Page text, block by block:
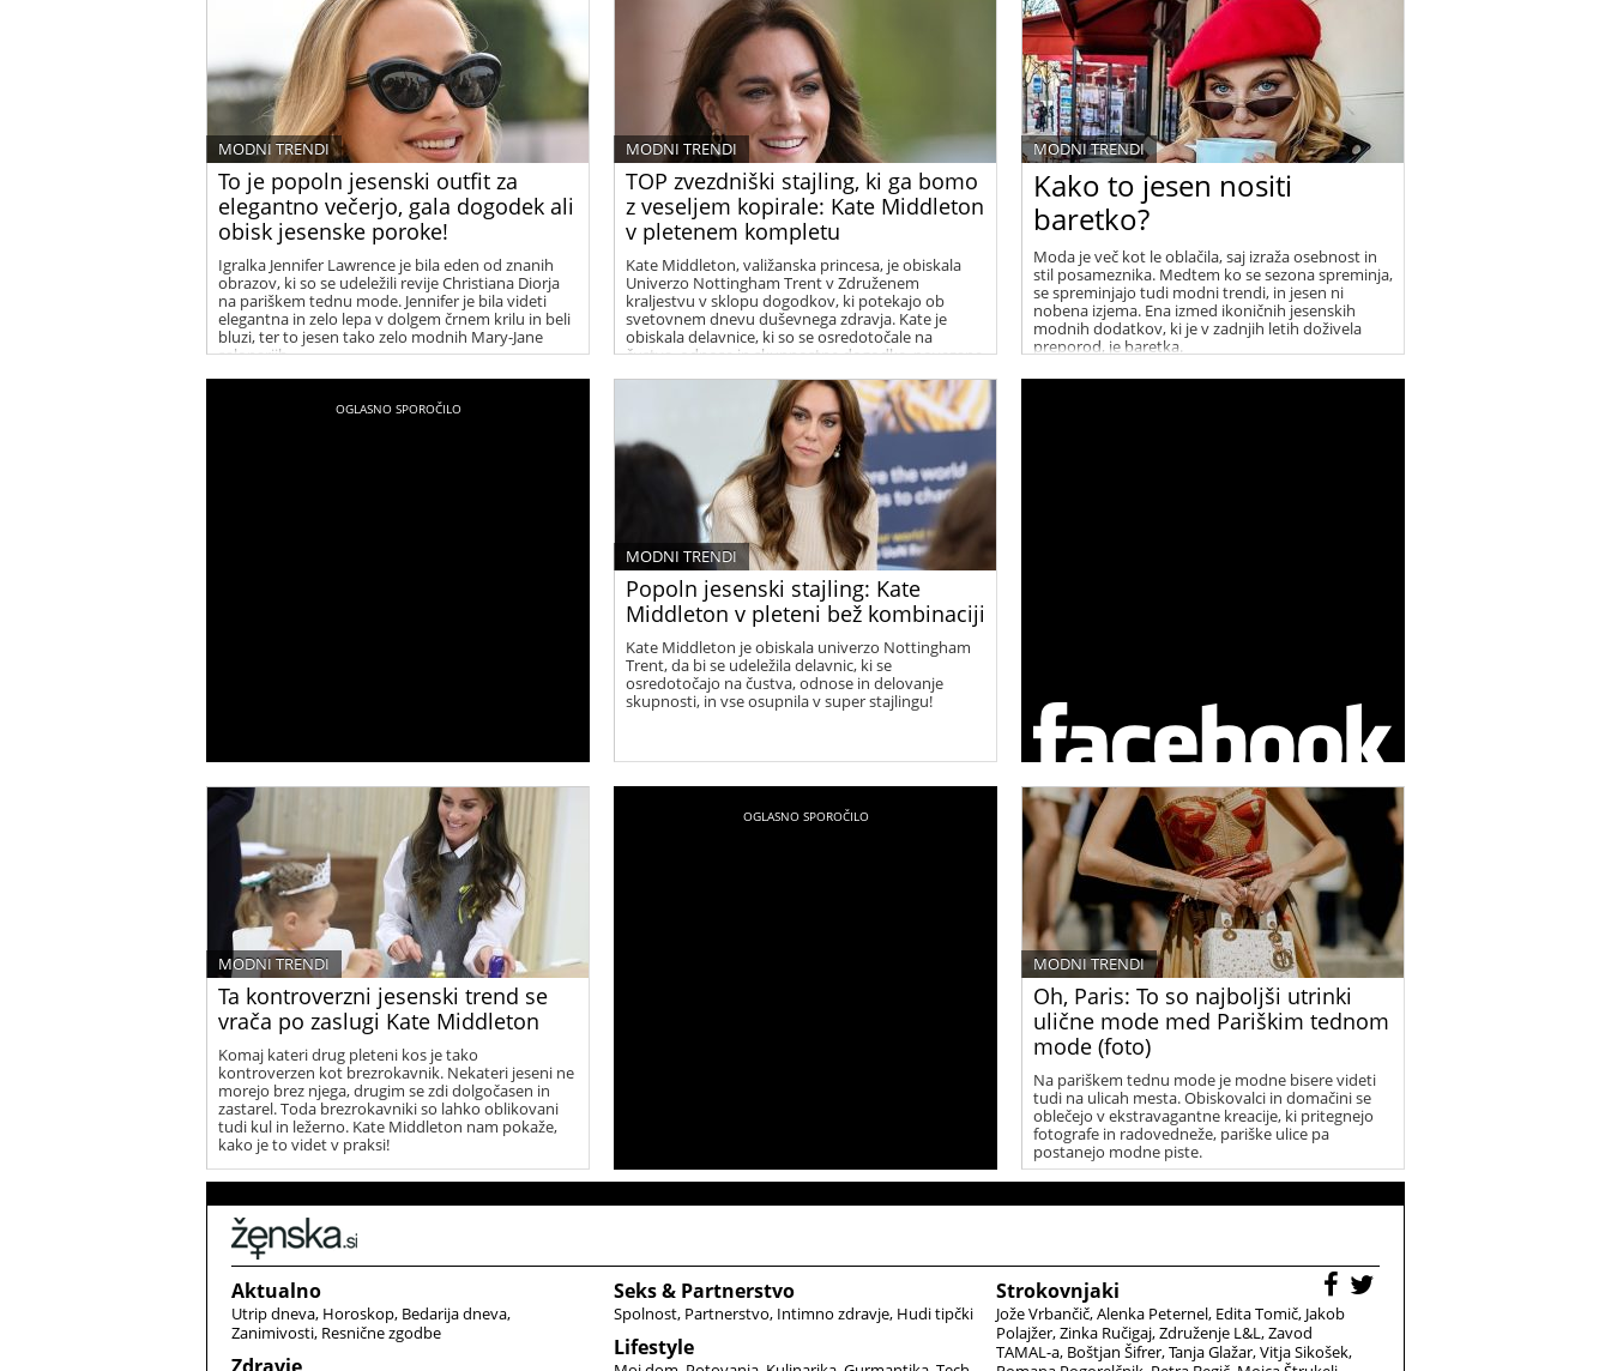
To je popoln jesenski outfit za
elegantno večerjo, gala dogodek ali
obisk jesenske poroke!
MODNI TRENDI
Igralka Jennifer Lawrence je bila eden od znanih
obrazov, ki so se udeležili revije Christiana Diorja
na pariškem tednu mode. Jennifer je bila videti
elegantna in zelo lepa v dolgem črnem krilu in beli
bluzi, ter to jesen tako zelo modnih Mary-Jane
salonarjih.
TOP zvezdniški stajling, ki ga bomo
z veseljem kopirale: Kate Middleton
v pletenem kompletu
MODNI TRENDI
Kate Middleton, valižanska princesa, je obiskala
Univerzo Nottingham Trent v Združenem
kraljestvu v sklopu dogodkov, ki potekajo ob
svetovnem dnevu duševnega zdravja. Kate je
obiskala delavnice, ki so se osredotočale na
čustva, odnose in skupnostne dogodke, povezane
oblekla čudovit pleten smetanast komplet
francoske znamke Sezane, sestavljen iz dolgega
Kako to jesen nositi
baretko?
MODNI TRENDI
Moda je več kot le oblačila, saj izraža osebnost in
stil posameznika. Medtem ko se sezona spreminja,
se spreminjajo tudi modni trendi, in jesen ni
nobena izjema. Ena izmed ikoničnih jesenskih
modnih dodatkov, ki je v zadnjih letih doživela
preporod, je baretka.
Popoln jesenski stajling: Kate
Middleton v pleteni bež kombinaciji
MODNI TRENDI
Kate Middleton je obiskala univerzo Nottingham
Trent, da bi se udeležila delavnic, ki se
osredotočajo na čustva, odnose in delovanje
skupnosti, in vse osupnila v super stajlingu!
Ta kontroverzni jesenski trend se
vrača po zaslugi Kate Middleton
MODNI TRENDI
Komaj kateri drug pleteni kos je tako
kontroverzen kot brezrokavnik. Nekateri jeseni ne
morejo brez njega, drugim se zdi dolgočasen in
zastarel. Toda brezrokavniki so lahko oblikovani
tudi kul in ležerno. Kate Middleton nam pokaže,
kako je to videt v praksi!
Oh, Paris: To so najboljši utrinki
ulične mode med Pariškim tednom
mode (foto)
MODNI TRENDI
Na pariškem tednu mode je modne bisere videti
tudi na ulicah mesta. Obiskovalci in domačini se
oblečejo v ekstravagantne kreacije, ki pritegnejo
fotografe in radovedneže, pariške ulice pa
postanejo modne piste.
Aktualno
Utrip dneva Horoskop Bedarija dneva
Zanimivosti Resnične zgodbe
Seks & Partnerstvo
Spolnost Partnerstvo Intimno zdravje Hudi tipčki
Lifestyle
Strokovnjaki
Jože Vrbančič Alenka Peternel Edita Tomič Jakob
Polajžer Zinka Ručigaj Združenje L&L Zavod
TAMAL-a Boštjan Šifrer Tanja Glažar Vitja Sikošek